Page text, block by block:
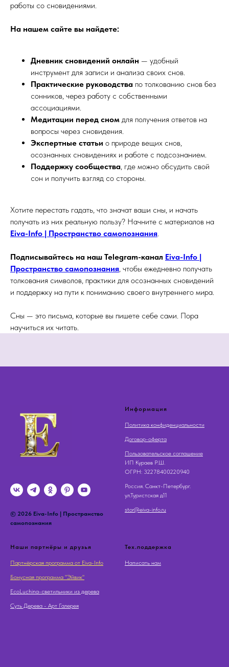
работы со сновидениями.
На нашем сайте вы найдете:
Дневник сновидений онлайн — удобный
инструмент для записи и анализа своих снов.
Практические руководства по толкованию снов без
сонников, через работу с собственными
ассоциациями.
Медитации перед сном для получения ответов на
вопросы через сновидения.
Экспертные статьи о природе вещих снов,
осознанных сновидениях и работе с подсознанием.
Поддержку сообщества, где можно обсудить свой
сон и получить взгляд со стороны.
Хотите перестать гадать, что значат ваши сны, и начать
получать из них реальную пользу? Начните с материалов на
Eiva-Info | Пространство самопознания.
Подписывайтесь на наш Telegram-канал Eiva-Info |
Пространство самопознания, чтобы ежедневно получать
толкования символов, практики для осознанных сновидений
и поддержку на пути к пониманию своего внутреннего мира.
Сны — это письма, которые вы пишете себе сами. Пора
научиться их читать.
© 2026 Eiva-Info | Пространство
самопознания
Информация
Политика конфиденциальности
Договор-оферта
Пользовательское соглашение
ИП Кураев Р.Ш.
OГРН: 32278400220940
Россия. Санкт-Петербург.
ул.Туристская д11
stor@eiva-info.ru
Наши партнёры и друзья
Партнёрская программа от Eiva-Info
Бонусная программа "Эйвик"
EcoLuchina-светильники из дерева
Суть Дерева - Арт Галерея
Тех.поддержка
Написать нам